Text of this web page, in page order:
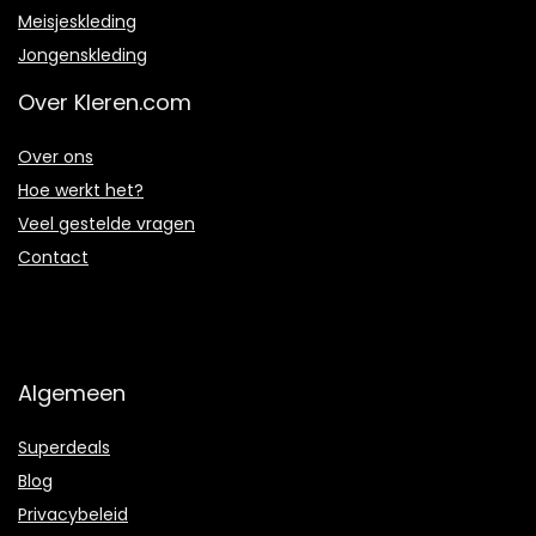
Meisjeskleding
Jongenskleding
Over Kleren.com
Over ons
Hoe werkt het?
Veel gestelde vragen
Contact
Algemeen
Superdeals
Blog
Privacybeleid